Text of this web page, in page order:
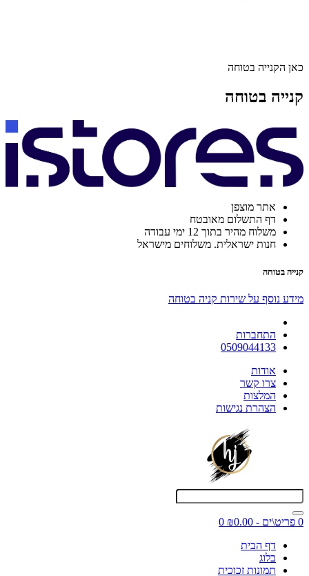
כאן הקנייה בטוחה
קנייה בטוחה
אתר מוצפן
דף התשלום מאובטח
משלוח מהיר בתוך 12 ימי עבודה
חנות ישראלית. משלוחים מישראל
קנייה בטוחה
מידע נוסף על שירות קניה בטוחה
התחברות
0509044133
אודות
צרו קשר
המלצות
הצהרת נגישות
0 פריט\ים - ₪0.00
0
דף הבית
בלוג
תמונות זכוכית